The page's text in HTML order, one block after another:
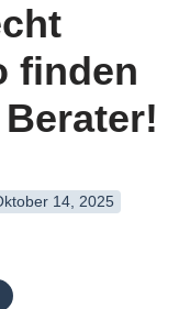
finden
14, 2025